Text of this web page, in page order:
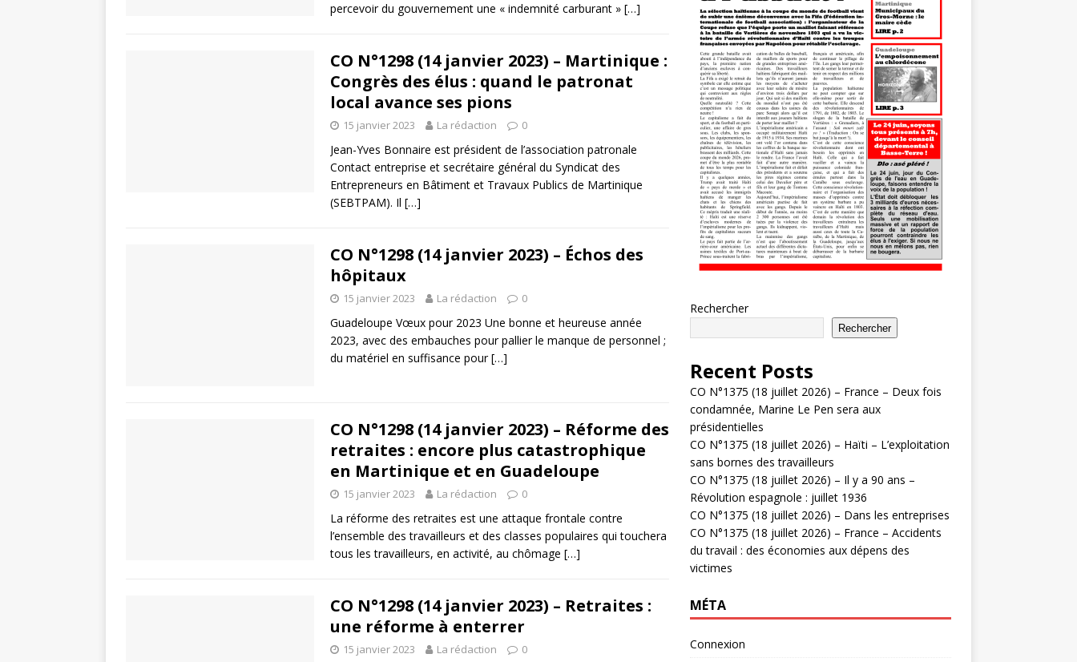
percevoir du gouvernement une « indemnité carburant » […]
CO N°1298 (14 janvier 2023) – Martinique :
Congrès des élus : quand le patronat
local avance ses pions
15 janvier 2023 La rédaction 0
Jean-Yves Bonnaire est président de l’association patronale
Contact entreprise et secrétaire général du Syndicat des
Entrepreneurs en Bâtiment et Travaux Publics de Martinique
(SEBTPAM). Il […]
CO N°1298 (14 janvier 2023) – Échos des
hôpitaux
15 janvier 2023 La rédaction 0
Guadeloupe Vœux pour 2023 Une bonne et heureuse année
2023, avec des embauches pour pallier le manque de personnel ;
du matériel en suffisance pour[…]
CO N°1298 (14 janvier 2023) – Réforme des
retraites : encore plus catastrophique
en Martinique et en Guadeloupe
15 janvier 2023 La rédaction 0
La réforme des retraites est une attaque frontale contre
l’ensemble des travailleurs et des classes populaires qui touchera
tous les travailleurs, en activité, au chômage […]
CO N°1298 (14 janvier 2023) – Retraites :
une réforme à enterrer
15 janvier 2023 La rédaction 0
Rechercher
Rechercher
Recent Posts
CO N°1375 (18 juillet 2026) – France – Deux fois
condamnée, Marine Le Pen sera aux
présidentielles
CO N°1375 (18 juillet 2026) – Haïti – L’exploitation
sans bornes des travailleurs
CO N°1375 (18 juillet 2026) – Il y a 90 ans –
Révolution espagnole : juillet 1936
CO N°1375 (18 juillet 2026) – Dans les entreprises
CO N°1375 (18 juillet 2026) – France – Accidents
du travail : des économies aux dépens des
victimes
MÉTA
Connexion